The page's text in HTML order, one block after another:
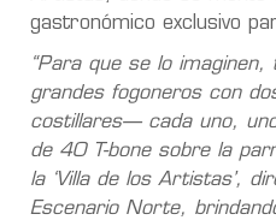
gastronómico exclusivo
“Para que se lo
grandes fogoneros con
costillares— cada uno,
de 40 T-bone sobre la
la ‘Villa de los Artistas’,
Escenario Norte,